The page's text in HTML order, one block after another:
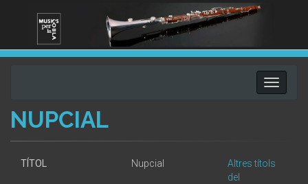
Toggle
NUPCIAL
TÍTOL Nupcial
Altres títols
del